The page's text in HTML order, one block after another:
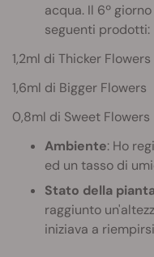
acqua. Il 6º
seguenti prodotti:
1,2ml di Thicker Flowers
1,6ml di Bigger Flowers
0,8ml di Sweet Flowers
Ambiente: Ho
ed un tasso di
Stato della
raggiunto
iniziava a